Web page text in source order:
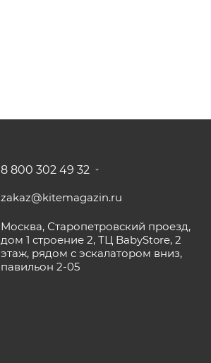
8 800 302 49 32
zakaz@kitemagazin.ru
Москва, Старопетровский проезд,
дом 1 строение 2, ТЦ BabyStore, 2
этаж, рядом с эскалатором вниз,
павильон 2-05